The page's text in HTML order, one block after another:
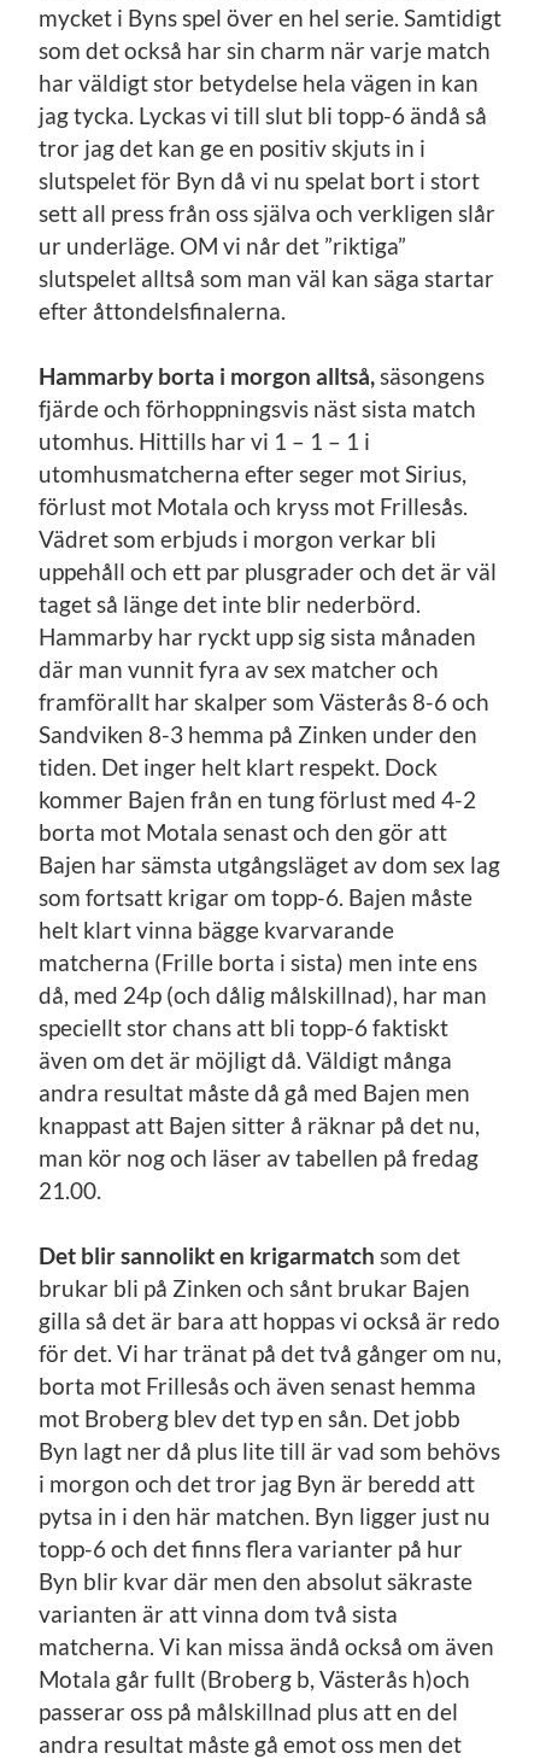
mycket i Byns spel över en hel serie. Samtidigt
som det också har sin charm när varje match
har väldigt stor betydelse hela vägen in kan
jag tycka. Lyckas vi till slut bli topp-6 ändå så
tror jag det kan ge en positiv skjuts in i
slutspelet för Byn då vi nu spelat bort i stort
sett all press från oss själva och verkligen slår
ur underläge. OM vi når det ”riktiga”
slutspelet alltså som man väl kan säga startar
efter åttondelsfinalerna.
Hammarby borta i morgon alltså,säsongens
fjärde och förhoppningsvis näst sista match
utomhus. Hittills har vi 1 – 1 – 1 i
utomhusmatcherna efter seger mot Sirius,
förlust mot Motala och kryss mot Frillesås.
Vädret som erbjuds i morgon verkar bli
uppehåll och ett par plusgrader och det är väl
taget så länge det inte blir nederbörd.
Hammarby har ryckt upp sig sista månaden
där man vunnit fyra av sex matcher och
framförallt har skalper som Västerås 8-6 och
Sandviken 8-3 hemma på Zinken under den
tiden. Det inger helt klart respekt. Dock
kommer Bajen från en tung förlust med 4-2
borta mot Motala senast och den gör att
Bajen har sämsta utgångsläget av dom sex lag
som fortsatt krigar om topp-6. Bajen måste
helt klart vinna bägge kvarvarande
matcherna (Frille borta i sista) men inte ens
då, med 24p (och dålig målskillnad), har man
speciellt stor chans att bli topp-6 faktiskt
även om det är möjligt då. Väldigt många
andra resultat måste då gå med Bajen men
knappast att Bajen sitter å räknar på det nu,
man kör nog och läser av tabellen på fredag
21.00.
Det blir sannolikt en krigarmatch som det
brukar bli på Zinken och sånt brukar Bajen
gilla så det är bara att hoppas vi också är redo
för det. Vi har tränat på det två gånger om nu,
borta mot Frillesås och även senast hemma
mot Broberg blev det typ en sån. Det jobb
Byn lagt ner då plus lite till är vad som behövs
i morgon och det tror jag Byn är beredd att
pytsa in i den här matchen. Byn ligger just nu
topp-6 och det finns flera varianter på hur
Byn blir kvar där men den absolut säkraste
varianten är att vinna dom två sista
matcherna. Vi kan missa ändå också om även
Motala går fullt (Broberg b, Västerås h)och
passerar oss på målskillnad plus att en del
andra resultat måste gå emot oss men det